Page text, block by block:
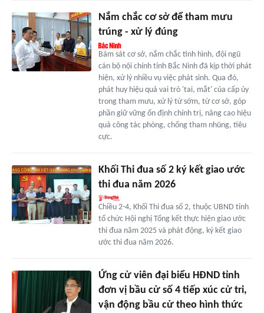
Nắm chắc cơ sở để tham mưu
trúng - xử lý đúng
Bám sát cơ sở, nắm chắc tình hình, đội ngũ
cán bộ nội chính tỉnh Bắc Ninh đã kịp thời phát
hiện, xử lý nhiều vụ việc phát sinh. Qua đó,
phát huy hiệu quả vai trò 'tai, mắt' của cấp ủy
trong tham mưu, xử lý từ sớm, từ cơ sở, góp
phần giữ vững ổn định chính trị, nâng cao hiệu
quả công tác phòng, chống tham nhũng, tiêu
cực.
Khối Thi đua số 2 ký kết giao ước
thi đua năm 2026
Chiều 2-4, Khối Thi đua số 2, thuộc UBND tỉnh
tổ chức Hội nghị Tổng kết thực hiện giao ước
thi đua năm 2025 và phát động, ký kết giao
ước thi đua năm 2026.
Ứng cử viên đại biểu HĐND tỉnh
đơn vị bầu cử số 4 tiếp xúc cử tri,
vận động bầu cử theo hình thức